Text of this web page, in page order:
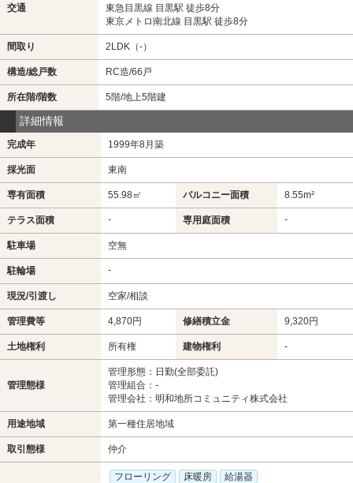
交通
東急目黒線 目黒駅 徒歩8分
東京メトロ南北線 目黒駅 徒歩8分
間取り 2LDK（-）
構造/総戸数 RC造/66戸
所在階/階数 5階/地上5階建
詳細情報
完成年 1999年8月築
採光面 東南
専有面積 55.98㎡ バルコニー面積 8.55m²
テラス面積 - 専用庭面積 -
駐車場 空無
駐輪場 -
現況/引渡し 空家/相談
管理費等 4,870円 修繕積立金 9,320円
土地権利 所有権 建物権利 -
管理態様
管理形態：日勤(全部委託)
管理組合：-
管理会社：明和地所コミュニティ株式会社
用途地域 第一種住居地域
取引態様 仲介
フローリング 床暖房
給湯器